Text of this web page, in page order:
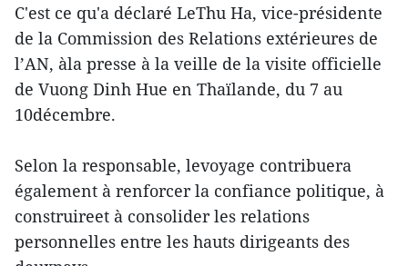
C'est ce qu'a déclaré LeThu Ha, vice-présidente
de la Commission des Relations extérieures de
l’AN, àla presse à la veille de la visite officielle
de Vuong Dinh Hue en Thaïlande, du 7 au
10décembre.
Selon la responsable, levoyage contribuera
également à renforcer la confiance politique, à
construireet à consolider les relations
personnelles entre les hauts dirigeants des